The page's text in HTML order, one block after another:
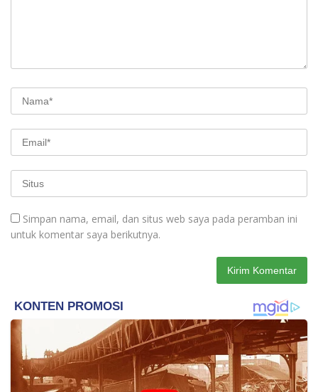
Simpan nama, email, dan situs web saya pada peramban ini
untuk komentar saya berikutnya.